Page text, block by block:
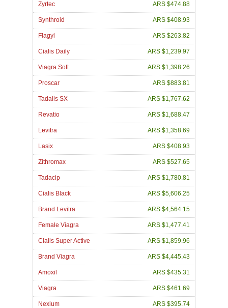
Zyrtec ARS $474.88
Synthroid ARS $408.93
Flagyl ARS $263.82
Cialis Daily ARS $1,239.97
Viagra Soft ARS $1,398.26
Proscar ARS $883.81
Tadalis SX ARS $1,767.62
Revatio ARS $1,688.47
Levitra ARS $1,358.69
Lasix ARS $408.93
Zithromax ARS $527.65
Tadacip ARS $1,780.81
Cialis Black ARS $5,606.25
Brand Levitra ARS $4,564.15
Female Viagra ARS $1,477.41
Cialis Super Active ARS $1,859.96
Brand Viagra ARS $4,445.43
Amoxil ARS $435.31
Viagra ARS $461.69
Nexium ARS $395.74